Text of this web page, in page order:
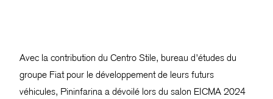
Avec la contribution du Centro Stile, bureau d’études du
groupe Fiat pour le développement de leurs futurs
véhicules, Pininfarina a dévoilé lors du salon EICMA 2024